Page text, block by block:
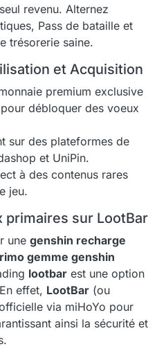
revenu. Alternez
Pass de bataille et
trésorerie saine.
et Acquisition
premium exclusive
débloquer des voeux
sur des plateformes de
et UniPin.
à des contenus rares
jeu.
primaires sur LootBar
une genshin recharge
gemme genshin
lootbar est une option
effet, LootBar (ou
via miHoYo pour
ainsi la sécurité et